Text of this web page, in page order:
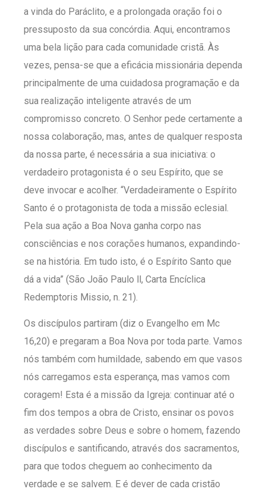
a vinda do Paráclito, e a prolongada oração foi o
pressuposto da sua concórdia. Aqui, encontramos
uma bela lição para cada comunidade cristã. Às
vezes, pensa-se que a eficácia missionária dependa
principalmente de uma cuidadosa programação e da
sua realização inteligente através de um
compromisso concreto. O Senhor pede certamente a
nossa colaboração, mas, antes de qualquer resposta
da nossa parte, é necessária a sua iniciativa: o
verdadeiro protagonista é o seu Espírito, que se
deve invocar e acolher. “Verdadeiramente o Espírito
Santo é o protagonista de toda a missão eclesial.
Pela sua ação a Boa Nova ganha corpo nas
consciências e nos corações humanos, expandindo-
se na história. Em tudo isto, é o Espírito Santo que
dá a vida” (São João Paulo ll, Carta Encíclica
Redemptoris Missio, n. 21).
Os discípulos partiram (diz o Evangelho em Mc
16,20) e pregaram a Boa Nova por toda parte. Vamos
nós também com humildade, sabendo em que vasos
nós carregamos esta esperança, mas vamos com
coragem! Esta é a missão da Igreja: continuar até o
fim dos tempos a obra de Cristo, ensinar os povos
as verdades sobre Deus e sobre o homem, fazendo
discípulos e santificando, através dos sacramentos,
para que todos cheguem ao conhecimento da
verdade e se salvem. E é dever de cada cristão